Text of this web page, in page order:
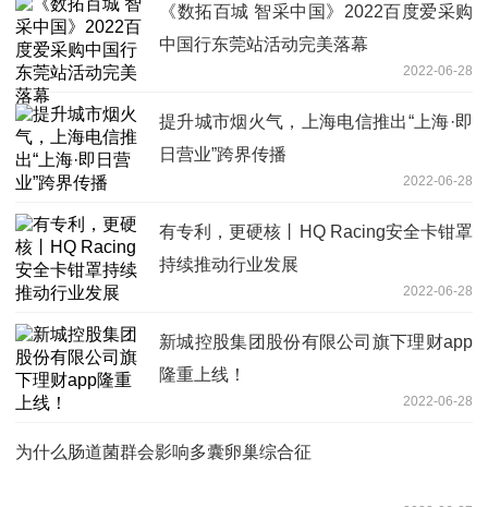
《数拓百城 智采中国》2022百度爱采购
中国行东莞站活动完美落幕
2022-06-28
提升城市烟火气，上海电信推出“上海·即
日营业”跨界传播
2022-06-28
有专利，更硬核丨HQ Racing安全卡钳罩
持续推动行业发展
2022-06-28
新城控股集团股份有限公司旗下理财app
隆重上线！
2022-06-28
为什么肠道菌群会影响多囊卵巢综合征